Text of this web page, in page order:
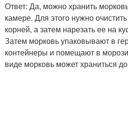
Ответ: Да, можно хранить
камере. Для этого нужно
корней, а затем нарезать ее на
Затем морковь упаковывают в
контейнеры и помещают в
виде морковь может храниться